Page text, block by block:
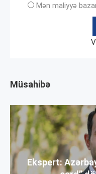
Mən maliyyə
Müsahibə
Ekspert: